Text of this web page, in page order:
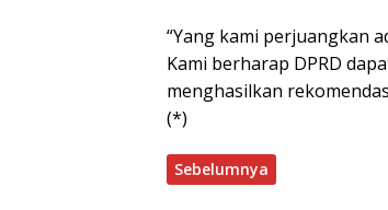
“Yang kami perjuangkan
Kami berharap DPRD
menghasilkan
(*)
Sebelumnya